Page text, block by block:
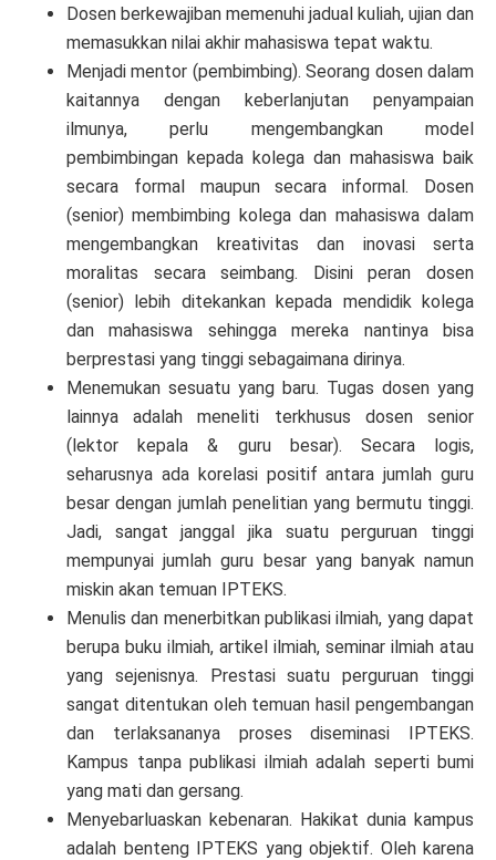
Dosen berkewajiban memenuhi jadual kuliah, ujian dan
memasukkan nilai akhir mahasiswa tepat waktu.
Menjadi mentor (pembimbing). Seorang dosen dalam
kaitannya dengan keberlanjutan penyampaian
ilmunya, perlu mengembangkan model
pembimbingan kepada kolega dan mahasiswa baik
secara formal maupun secara informal. Dosen
(senior) membimbing kolega dan mahasiswa dalam
mengembangkan kreativitas dan inovasi serta
moralitas secara seimbang. Disini peran dosen
(senior) lebih ditekankan kepada mendidik kolega
dan mahasiswa sehingga mereka nantinya bisa
berprestasi yang tinggi sebagaimana dirinya.
Menemukan sesuatu yang baru. Tugas dosen yang
lainnya adalah meneliti terkhusus dosen senior
(lektor kepala & guru besar). Secara logis,
seharusnya ada korelasi positif antara jumlah guru
besar dengan jumlah penelitian yang bermutu tinggi.
Jadi, sangat janggal jika suatu perguruan tinggi
mempunyai jumlah guru besar yang banyak namun
miskin akan temuan IPTEKS.
Menulis dan menerbitkan publikasi ilmiah, yang dapat
berupa buku ilmiah, artikel ilmiah, seminar ilmiah atau
yang sejenisnya. Prestasi suatu perguruan tinggi
sangat ditentukan oleh temuan hasil pengembangan
dan terlaksananya proses diseminasi IPTEKS.
Kampus tanpa publikasi ilmiah adalah seperti bumi
yang mati dan gersang.
Menyebarluaskan kebenaran. Hakikat dunia kampus
adalah benteng IPTEKS yang objektif. Oleh karena